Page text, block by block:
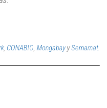
, CONABIO, MongabayySemarnat.